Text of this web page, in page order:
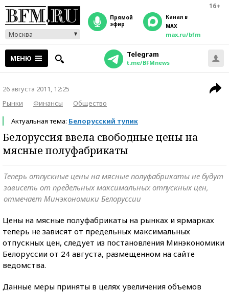
16+
Москва
прямой
эфир
Канал в
MAX
max.ru/bfm
МЕНЮ Telegram
t.me/BFMnews
26 августа 2011, 12:25
Рынки
Финансы
Общество
Актуальная тема: Белорусский тупик
Белоруссия ввела свободные цены на
мясные полуфабрикаты
Теперь отпускные цены на мясные полуфабрикаты не будут
зависеть от предельных максимальных отпускных цен,
отмечает Минэкономики Белоруссии
Цены на мясные полуфабрикаты на рынках и ярмарках
теперь не зависят от предельных максимальных
отпускных цен, следует из постановления Минэкономики
Белоруссии от 24 августа, размещенном на сайте
ведомства.
Данные меры приняты в целях увеличения объемов